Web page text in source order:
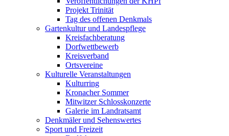
Projekt Trinität
Tag des offenen Denkmals
Gartenkultur und Landespflege
Kreisfachberatung
Dorfwettbewerb
Kreisverband
Ortsvereine
Kulturelle Veranstaltungen
Kulturring
Kronacher Sommer
Mitwitzer Schlosskonzerte
Galerie im Landratsamt
Denkmäler und Sehenswertes
Sport und Freizeit